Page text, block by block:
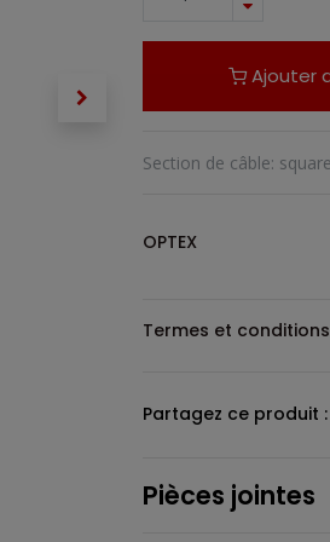
Ajouter
Section de câble:
OPTEX
Termes et conditions
Partagez ce produit :
Pièces jointes